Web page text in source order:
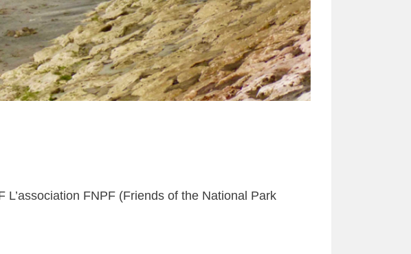
FNPF (Friends of the National Park